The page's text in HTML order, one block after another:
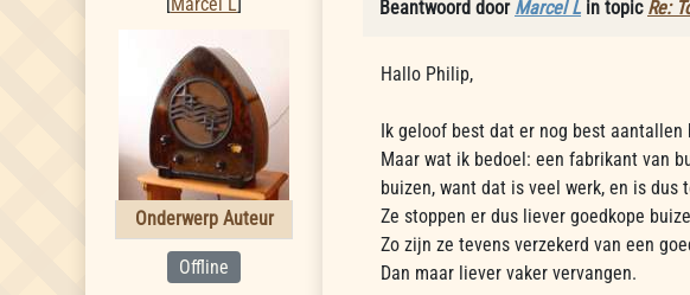
Onderwerp Auteur
Offline
Beantwoord door Marcel L in topic Re:
Hallo Philip,
Ik geloof best dat er nog best aantallen
Maar wat ik bedoel: een fabrikant van
buizen, want dat is veel werk, en is dus
Ze stoppen er dus liever goedkope
Zo zijn ze tevens verzekerd van een
Dan maar liever vaker vervangen.